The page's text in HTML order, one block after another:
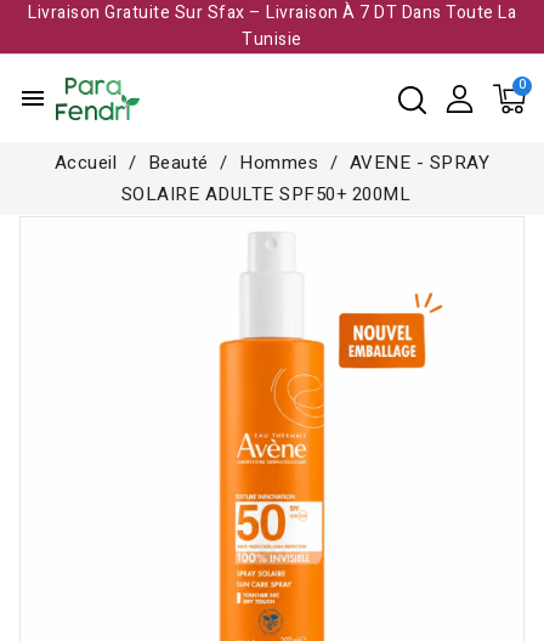
Livraison Gratuite Sur Sfax – Livraison À 7 DT Dans Toute La
Tunisie​
menu
Accueil Beauté Hommes
AVENE - SPRAY
SOLAIRE ADULTE SPF50+ 200ML